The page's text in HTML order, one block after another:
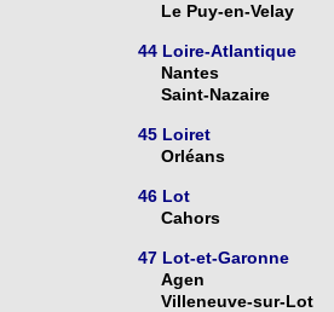
Le Puy-en-Velay
44 Loire-Atlantique
Nantes
Saint-Nazaire
45 Loiret
Orléans
46 Lot
Cahors
47 Lot-et-Garonne
Agen
Villeneuve-sur-Lot